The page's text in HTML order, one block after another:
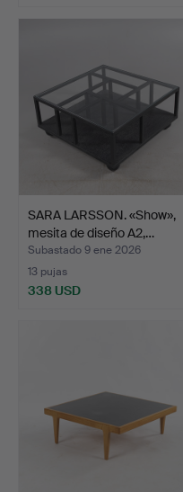
SARA LARSSON. «Show»,
mesita de diseño A2,…
Subastado 9 ene 2026
13 pujas
338 USD